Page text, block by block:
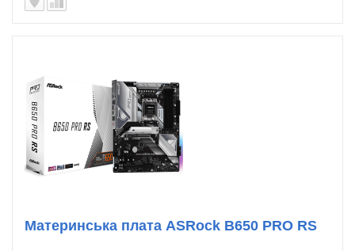
Материнська плата ASRock B650 PRO RS